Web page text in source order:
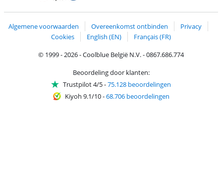
Algemene voorwaarden Overeenkomst ontbinden
Privacy
Cookies
English (EN)
Français (FR)
© 1999 - 2026 - Coolblue België N.V. - 0867.686.774
Beoordeling door klanten:
Trustpilot 4/5-75.128 beoordelingen
Kiyoh 9.1/10-68.706 beoordelingen